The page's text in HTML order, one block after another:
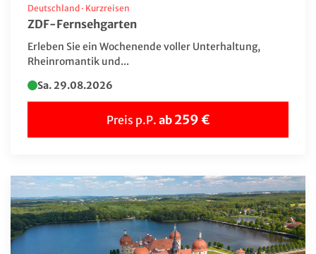
Flugreisen
Flusskreuzfahrt
Frühjahrs-Reisen
Geschenkideen
Herbstreisen
Hochseekreuzfahrten
Katalogvorschau Winter
Kultur/UNESCO
Deutschland · Kurzreisen
ZDF-Fernsehgarten
Erleben Sie ein Wochenende voller Unterhaltung,
Rheinromantik und...
Sa. 29.08.2026
Preis p.P. ab 259 €